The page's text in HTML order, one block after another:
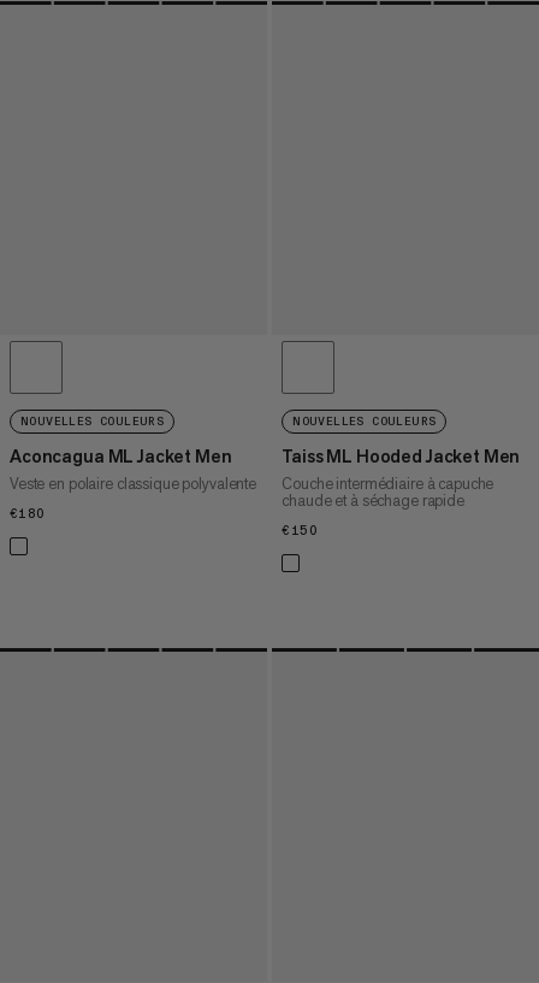
NOUVELLES COULEURS
Aconcagua ML Jacket Men
Veste en polaire classique polyvalente
€180
NOUVELLES COULEURS
Taiss ML Hooded Jacket Men
Couche intermédiaire à capuche
chaude et à séchage rapide
€150